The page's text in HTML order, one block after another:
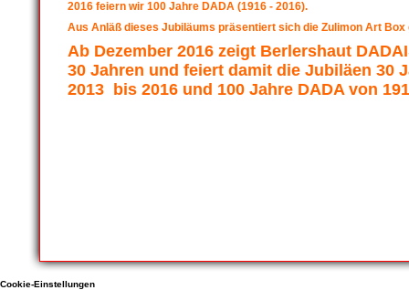
2016 feiern wir 100 Jahre DADA (1916 - 2016).
Aus Anläß dieses Jubiläums präsentiert sich die Zulimon Art Box
Ab Dezember 2016 zeigt Berlershaut
30 Jahren und feiert damit die Jubiläen 30
2013 bis 2016 und 100 Jahre DADA von
Cookie-Einstellungen